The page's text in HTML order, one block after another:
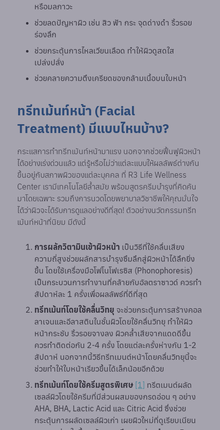
หรือมลภาวะ
ช่วยลดปัญหาผิว เช่น สิว ฟ้า กระ จุดด่างดำ ริ้วรอย
ร่องลึก
ช่วยกระตุ้นการไหลเวียนเลือด ทำให้ผิวดูสดใส
เปล่งปลั่ง
ช่วยคลายความตึงเครียดของกล้ามเนื้อบนใบหน้า
ทรีทเม้นท์หน้า (Facial
Treatment) มีแบบไหนบ้าง?
กระแสการทำทรีทเม้นท์หน้ามาแรง นอกจากช่วยฟื้นฟูผิวหน้า
ได้อย่างเร่งด่วนแล้ว แต่รู้หรือไม่ว่าแต่ละแบบให้ผลลัพธ์ต่างกัน
ขึ้นอยู่กับสภาพผิวของแต่ละบุคคล ที่ R3 Life Wellness
Center เรามีเทคโนโลยีล้ำสมัย พร้อมสูตรครีมบำรุงที่คิดค้น
มาโดยเฉพาะ รวมถึงการนวดโดยพยาบาลวิชาชีพให้คุณมั่นใจ
ได้ว่าผิวจะได้รับการดูแลอย่างดีที่สุด! ตัวอย่างนวัตกรรมทรีท
เม้นท์หน้าที่นิยม มีดังนี้
การผลักวิตามินเข้าผิวหน้า เป็นวิธีที่ใช้คลื่นเสียง
ความถี่สูงช่วยผลักสารบำรุงซึมลึกสู่ผิวหน้าได้ลึกยิ่ง
ขึ้น โดยใช้เครื่องมือโฟโนโฟเรซิส (Phonophoresis)
เป็นกระบวนการทำงานที่คล้ายกับอัลตราซาวด์ ควรทำ
สัปดาห์ละ 1 ครั้งเพื่อผลลัพธ์ที่ดีที่สุด
ทรีทเม้นท์โดยใช้คลื่นวิทยุ จะช่วยกระตุ้นการสร้างคอล
ลาเจนและอีลาสตินในชั้นผิวโดยใช้คลื่นวิทยุ ทำให้ผิว
หน้ากระชับ ริ้วรอยจางลง ผิวคล้ำเสียจากแดดดีขึ้น
ควรทำติดต่อกัน 2-4 ครั้ง โดยแต่ละครั้งห่างกัน 1-2
สัปดาห์ นอกจากนี้วิธีทรีทเมนต์หน้าโดยคลื่นวิทยุนี้จะ
ช่วยทำให้ใบหน้าเรียวขึ้นได้เล็กน้อยอีกด้วย
ทรีทเม้นท์โดยใช้ครีมสูตรพิเศษ [1] ทรีตเมนต์ผลัด
เซลล์ผิวโดยใช้ครีมที่มีส่วนผสมของกรดอ่อน ๆ อย่าง
AHA, BHA, Lactic Acid และ Citric Acid ซึ่งช่วย
กระตุ้นการผลัดเซลล์ผิวเก่า เผยผิวใหม่ที่ดูเรียบเนียน